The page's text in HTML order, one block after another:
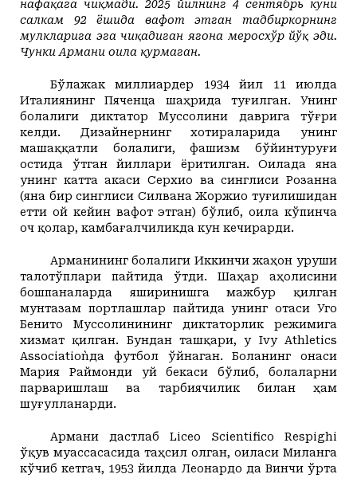
нафақага чиқмади. 2025 йилнинг 4 сентябрь куни
салкам 92 ёшида вафот этган тадбиркорнинг
мулкларига эга чиқадиган ягона меросхўр йўқ эди.
Чунки Армани оила қурмаган.
Бўлажак миллиардер 1934 йил 11 июлда
Италиянинг Пяченца шаҳрида туғилган. Унинг
болалиги диктатор Муссолини даврига тўғри
келди. Дизайнернинг хотираларида унинг
машаққатли болалиги, фашизм бўйинтуруғи
остида ўтган йиллари ёритилган. Оилада яна
унинг катта акаси Серхио ва синглиси Розанна
(яна бир синглиси Силвана Жоржио туғилишидан
етти ой кейин вафот этган) бўлиб, оила кўпинча
оч қолар, камбағалчиликда кун кечирарди.
Арманининг болалиги Иккинчи жаҳон уруши
талотўплари пайтида ўтди. Шаҳар аҳолисини
бошпаналарда яширинишга мажбур қилган
мунтазам портлашлар пайтида унинг отаси Уго
Бенито Муссолинининг диктаторлик режимига
хизмат қилган. Бундан ташқари, у Ivy Athletics
Association`да футбол ўйнаган. Боланинг онаси
Мария Раймонди уй бекаси
бўлиб, болаларни
парваришлаш ва тарбиячилик билан ҳам
шуғулланарди.
Армани дастлаб Liceo Scientifico Respighi
ўқув муассасасида таҳсил олган, оиласи Миланга
кўчиб кетгач, 1953 йилда Леонардо да Винчи ўрта